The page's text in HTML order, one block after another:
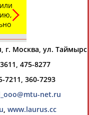
г. Москва, ул.
475-8277
7211, 360-7293
net.ru
, www.laurus.cc